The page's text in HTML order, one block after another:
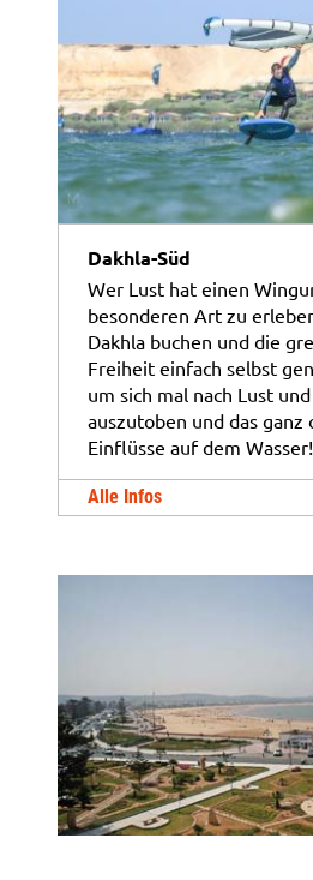
Dakhla-Süd
Wer Lust hat einen
besonderen Art zu
Dakhla buchen und die
Freiheit einfach selbst
um sich mal nach Lust
auszutoben und das ganz
Einflüsse auf dem Wasser!
Alle Infos